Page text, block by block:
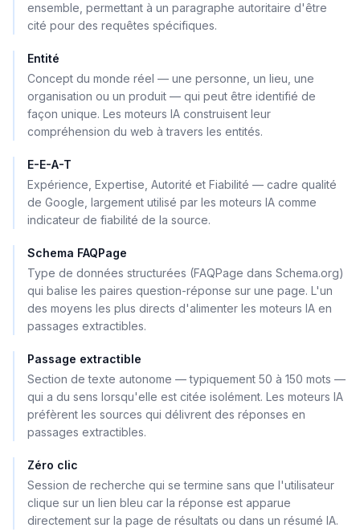
ensemble, permettant à un paragraphe autoritaire d'être
cité pour des requêtes spécifiques.
Entité
Concept du monde réel — une personne, un lieu, une
organisation ou un produit — qui peut être identifié de
façon unique. Les moteurs IA construisent leur
compréhension du web à travers les entités.
E-E-A-T
Expérience, Expertise, Autorité et Fiabilité — cadre qualité
de Google, largement utilisé par les moteurs IA comme
indicateur de fiabilité de la source.
Schema FAQPage
Type de données structurées (FAQPage dans Schema.org)
qui balise les paires question-réponse sur une page. L'un
des moyens les plus directs d'alimenter les moteurs IA en
passages extractibles.
Passage extractible
Section de texte autonome — typiquement 50 à 150 mots —
qui a du sens lorsqu'elle est citée isolément. Les moteurs IA
préfèrent les sources qui délivrent des réponses en
passages extractibles.
Zéro clic
Session de recherche qui se termine sans que l'utilisateur
clique sur un lien bleu car la réponse est apparue
directement sur la page de résultats ou dans un résumé IA.